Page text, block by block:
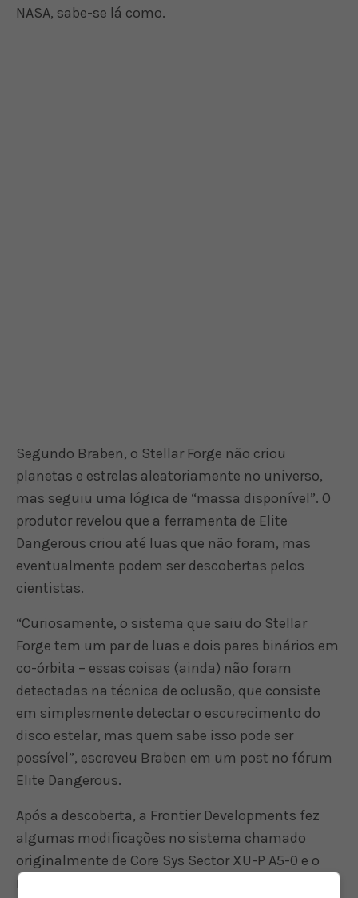
NASA, sabe-se lá como.
Segundo Braben, o Stellar Forge não criou
planetas e estrelas aleatoriamente no universo,
mas seguiu uma lógica de “massa disponível”. O
produtor revelou que a ferramenta de Elite
Dangerous criou até luas que não foram, mas
eventualmente podem ser descobertas pelos
cientistas.
“Curiosamente, o sistema que saiu do Stellar
Forge tem um par de luas e dois pares binários em
co-órbita – essas coisas (ainda) não foram
detectadas na técnica de oclusão, que consiste
em simplesmente detectar o escurecimento do
disco estelar, mas quem sabe isso pode ser
possível”, escreveu Braben em um post no fórum
Elite Dangerous.
Após a descoberta, a Frontier Developments fez
algumas modificações no sistema chamado
originalmente de Core Sys Sector XU-P A5-0 e o
rebatizou como Trappist-1. O sistema agora pode